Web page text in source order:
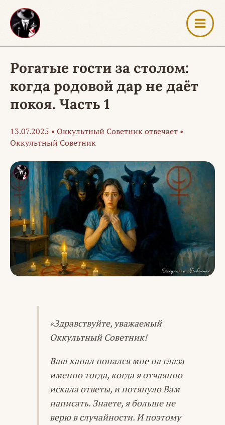
Перейти
содержимому
Рогатые гости за столом:
когда родовой дар не даёт
покоя. Часть 1
13.07.2025 • Оккультный Советник отвечает •
Оккультный Советник
«Здравствуйте, уважаемый
Оккультный Советник!
Ваш канал попался мне на глаза
именно тогда, когда я отчаянно
искала ответы, и потянуло Вам
написать. Знаете, я больше не
верю в случайности. И поэтому